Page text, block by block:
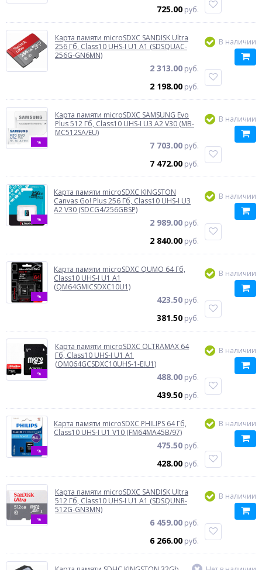
725.00 руб.
Карта памяти microSDXC SANDISK Ultra
256 Гб, Class10 UHS-I U1 A1 (SDSQUAC-
256G-GN6MN)
2 313.00 руб.
2 198.00 руб.
В наличии
%
Карта памяти microSDXC SAMSUNG Evo
Plus 512 Гб, Class10 UHS-I U3 A2 V30 (MB-
MC512SA/EU)
7 703.00 руб.
7 472.00 руб.
В наличии
%
Карта памяти microSDXC KINGSTON
Canvas Go! Plus 256 Гб, Class10 UHS-I U3
A2 V30 (SDCG4/256GBSP)
2 989.00 руб.
2 840.00 руб.
В наличии
%
Карта памяти microSDXC QUMO 64 Гб,
Class10 UHS-I U1 A1
(QM64GMICSDXC10U1)
423.50 руб.
381.50 руб.
В наличии
%
Карта памяти microSDXC OLTRAMAX 64
Гб, Class10 UHS-I U1 A1
(OM064GCSDXC10UHS-1-EIU1)
488.00 руб.
439.50 руб.
В наличии
%
Карта памяти microSDXC PHILIPS 64 Гб,
Class10 UHS-I U1 V10 (FM64MA45B/97)
475.50 руб.
428.00 руб.
В наличии
%
Карта памяти microSDXC SANDISK Ultra
512 Гб, Class10 UHS-I U1 A1 (SDSQUNR-
512G-GN3MN)
6 459.00 руб.
6 266.00 руб.
В наличии